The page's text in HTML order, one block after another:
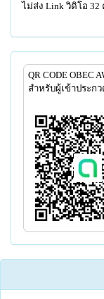
ไม่ส่ง Link วิดิโอ 32
QR CODE OBEC
สำหรับผู้เข้าประก